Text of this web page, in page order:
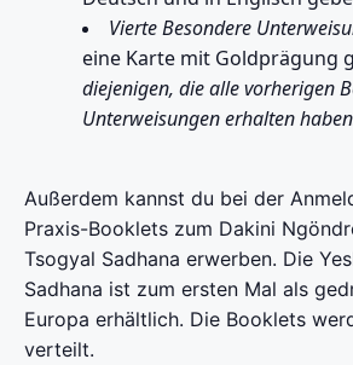
Vierte Besondere
eine Karte mit Goldprägung
diejenigen, die alle vorherigen
Unterweisungen erhalten
Außerdem kannst du bei der
Praxis-Booklets zum Dakini
Tsogyal Sadhana erwerben. Die
Sadhana ist zum ersten Mal als
Europa erhältlich. Die Booklets
verteilt.